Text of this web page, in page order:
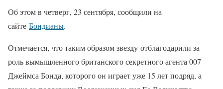
Об этом в четверг, 23 сентября, сообщили на
сайте Бондианы.
Отмечается, что таким образом звезду отблагодарили за
роль вымышленного британского секретного агента 007
Джеймса Бонда, которого он играет уже 15 лет подряд, а